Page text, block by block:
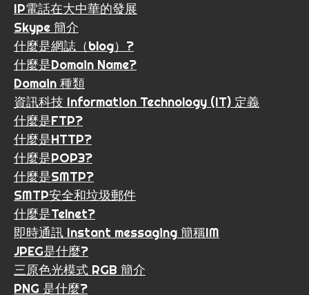
IP電話在大中華的發展
Skype 簡介
什麼是網誌（blog）?
什麼是Domain Name?
Domain 種類
資訊科技 Information Technology (IT) 定義
什麼是FTP?
什麼是HTTP?
什麼是POP3?
什麼是SMTP?
SMTP安全和垃圾郵件
什麼是Telnet?
即時通訊 Instant messaging 簡稱IM
JPEG是什麼?
三原色光模式 RGB 簡介
PNG 是什麼?